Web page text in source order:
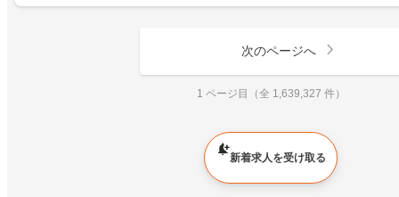
次のページへ
1 ページ目（全 1,639,327 件）
新着求人を受け取る